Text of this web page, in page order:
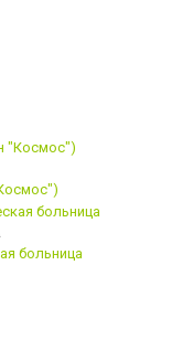
больница